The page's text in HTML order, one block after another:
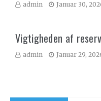
admin Januar 30,
Vigtigheden af
admin Januar 29,